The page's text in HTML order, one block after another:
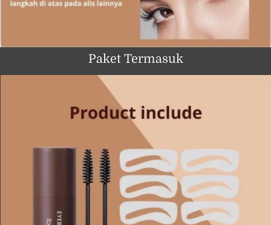
Paket Termasuk